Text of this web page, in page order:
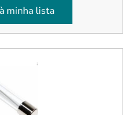
minha lista